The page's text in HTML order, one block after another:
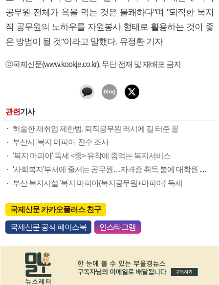
공무원 전체가 욕을 먹는 것은 불쾌하다"며 "퇴직한 복지
직 공무원의 노하우를 자원봉사 형태로 활용하는 것이 좋
은 방법이 될 것"이라고 말했다. 유정환 기자
ⓒ국제신문(www.kookje.co.kr), 무단 전재 및 재배포 금지
관련기사
허술한 재취업 제한법, 퇴직공무원 러시에 길 터준 꼴
부산시 '복지 마피아' 전수 조사
'복지 마피아' 득세 <중> 유착에 좀먹는 복지서비스
'사회복지'부서에 줄서는 공무원…자격증 취득 붐에 대학원 진학도
부산 복지시설 '복지 마피아(복지공무원+마피아)' 득세
국제신문 카카오플러스 친구
국제신문 공식 페이스북 인스타그램